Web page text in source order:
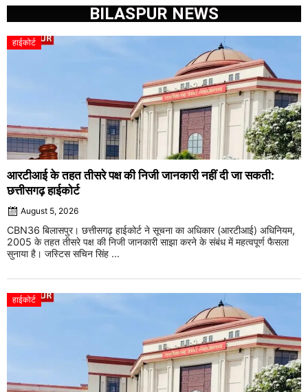
BILASPUR NEWS
हाईकोर्ट
आरटीआई के तहत तीसरे पक्ष की निजी जानकारी नहीं दी जा सकती:
छत्तीसगढ़ हाईकोर्ट
August 5, 2026
CBN36 बिलासपुर। छत्तीसगढ़ हाईकोर्ट ने सूचना का अधिकार (आरटीआई) अधिनियम,
2005 के तहत तीसरे पक्ष की निजी जानकारी साझा करने के संबंध में महत्वपूर्ण फैसला
सुनाया है। जस्टिस सचिन सिंह ...
हाईकोर्ट